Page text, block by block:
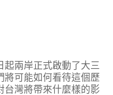
起兩岸正式啟動了大三
將可能如何看待這個歷
台灣將帶來什麼樣的影